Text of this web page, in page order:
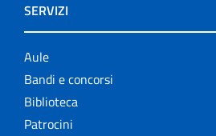
SERVIZI
Aule
Bandi e concorsi
Biblioteca
Patrocini